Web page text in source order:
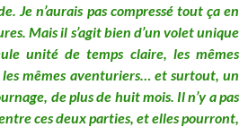
Je n’aurais pas compressé tout ça en
Mais il s’agit bien d’un volet unique
unité de temps claire, les mêmes
les mêmes aventuriers… et surtout, un
de plus de huit mois. Il n’y a pas
ces deux parties, et elles pourront,